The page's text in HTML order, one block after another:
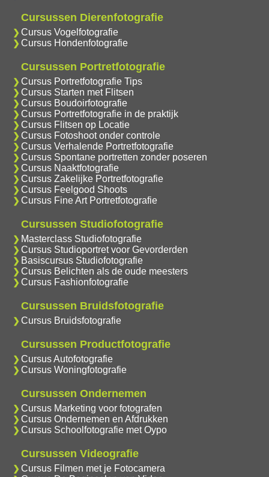
Cursussen Dierenfotografie
Cursus Vogelfotografie
Cursus Hondenfotografie
Cursussen Portretfotografie
Cursus Portretfotografie Tips
Cursus Starten met Flitsen
Cursus Boudoirfotografie
Cursus Portretfotografie in de praktijk
Cursus Flitsen op Locatie
Cursus Fotoshoot onder controle
Cursus Verhalende Portretfotografie
Cursus Spontane portretten zonder poseren
Cursus Naaktfotografie
Cursus Zakelijke Portretfotografie
Cursus Feelgood Shoots
Cursus Fine Art Portretfotografie
Cursussen Studiofotografie
Masterclass Studiofotografie
Cursus Studioportret voor Gevorderden
Basiscursus Studiofotografie
Cursus Belichten als de oude meesters
Cursus Fashionfotografie
Cursussen Bruidsfotografie
Cursus Bruidsfotografie
Cursussen Productfotografie
Cursus Autofotografie
Cursus Woningfotografie
Cursussen Ondernemen
Cursus Marketing voor fotografen
Cursus Ondernemen en Afdrukken
Cursus Schoolfotografie met Oypo
Cursussen Videografie
Cursus Filmen met je Fotocamera